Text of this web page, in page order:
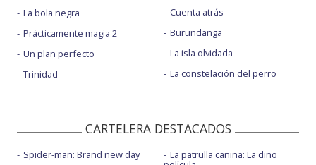
La bola negra
Prácticamente magia 2
Un plan perfecto
Trinidad
Cuenta atrás
Burundanga
La isla olvidada
La constelación del perro
CARTELERA DESTACADOS
Spider-man: Brand new day
La patrulla canina: La dino